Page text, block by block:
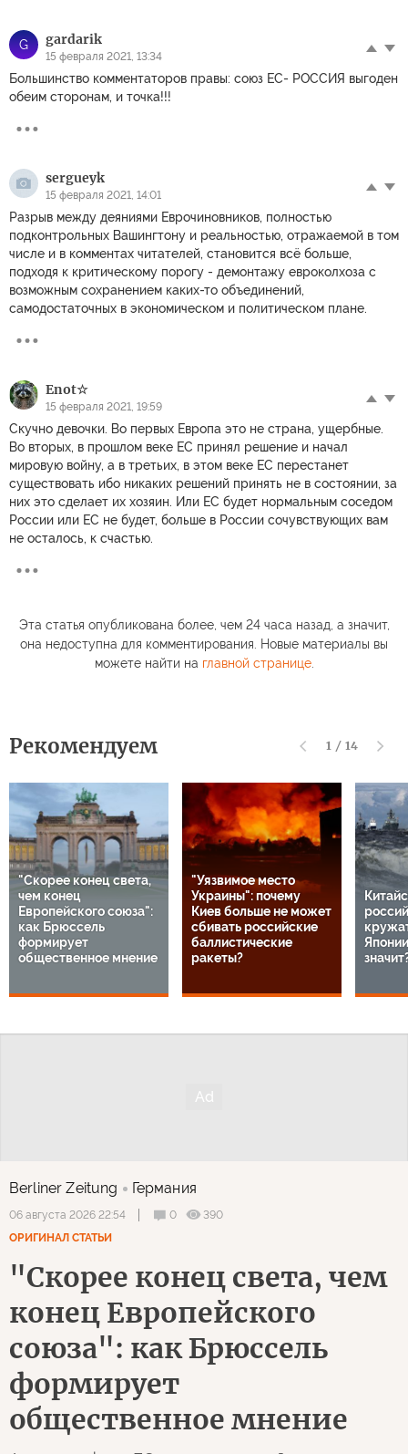
G gardarik
15 февраля 2021, 13:34
Большинство комментаторов правы: союз ЕС- РОССИЯ выгоден
обеим сторонам, и точка!!!
sergueyk
15 февраля 2021, 14:01
Разрыв между деяниями Еврочиновников, полностью
подконтрольных Вашингтону и реальностью, отражаемой в том
числе и в комментах читателей, становится всё больше,
подходя к критическому порогу - демонтажу евроколхоза с
возможным сохранением каких-то объединений,
самодостаточных в экономическом и политическом плане.
Enot☆
15 февраля 2021, 19:59
Скучно девочки. Во первых Европа это не страна, ущербные.
Во вторых, в прошлом веке ЕС принял решение и начал
мировую войну, а в третьих, в этом веке ЕС перестанет
существовать ибо никаких решений принять не в состоянии, за
них это сделает их хозяин. Или ЕС будет нормальным соседом
России или ЕС не будет, больше в России сочувствующих вам
не осталось, к счастью.
Эта статья опубликована более, чем 24 часа назад, а значит,
она недоступна для комментирования. Новые материалы вы
можете найти на главной странице.
Рекомендуем 1 / 14
"Скорее конец света,
чем конец
Европейского союза":
как Брюссель
формирует
общественное мнение
"Уязвимое место
Украины": почему
Киев больше не может
сбивать российские
баллистические
ракеты?
Berliner Zeitung Германия
06 августа 2026 22:54 0
390
ОРИГИНАЛ СТАТЬИ
"Скорее конец света, чем
конец Европейского
союза": как Брюссель
формирует
общественное мнение